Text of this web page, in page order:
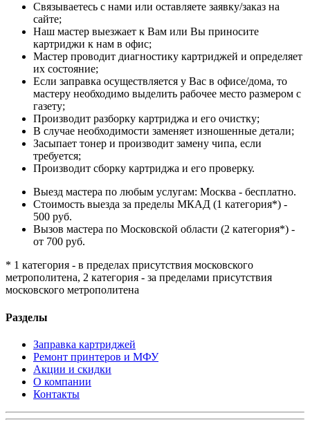
Связываетесь с нами или оставляете заявку/заказ на
сайте;
Наш мастер выезжает к Вам или Вы приносите
картриджи к нам в офис;
Мастер проводит диагностику картриджей и определяет
их состояние;
Если заправка осуществляется у Вас в офисе/дома, то
мастеру необходимо выделить рабочее место размером с
газету;
Производит разборку картриджа и его очистку;
В случае необходимости заменяет изношенные детали;
Засыпает тонер и производит замену чипа, если
требуется;
Производит сборку картриджа и его проверку.
Выезд мастера по любым услугам: Москва - бесплатно.
Стоимость выезда за пределы МКАД (1 категория*) -
500 руб.
Вызов мастера по Московской области (2 категория*) -
от 700 руб.
* 1 категория - в пределах присутствия московского
метрополитена, 2 категория - за пределами присутствия
московского метрополитена
Разделы
Заправка картриджей
Ремонт принтеров и МФУ
Акции и скидки
О компании
Контакты